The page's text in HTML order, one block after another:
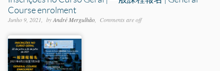
Course enrolment
Junho 9, 2021 byAndré Mergulhão Comments are off